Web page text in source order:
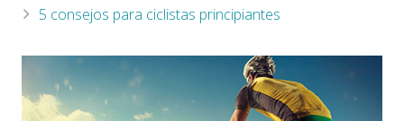
5 consejos para ciclistas principiantes